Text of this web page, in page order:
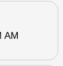
AM